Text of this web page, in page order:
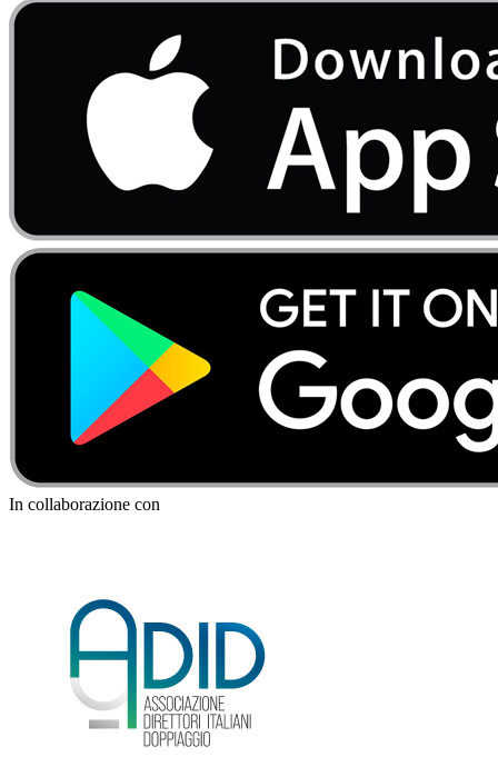
In collaborazione con